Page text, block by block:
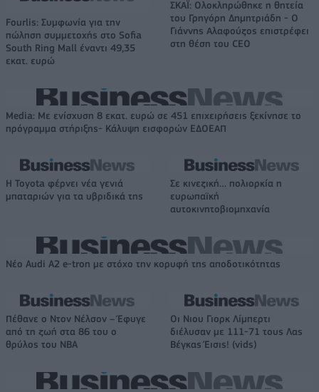
Fourlis: Συμφωνία για την
πώληση συμμετοχής στο Sofia
South Ring Mall έναντι 49,35
εκατ. ευρώ
ΣΚΑΪ: Ολοκληρώθηκε η θητεία
του Γρηγόρη Δημητριάδη - Ο
Γιάννης Αλαφούζος επιστρέφει
στη θέση του CEO
Media: Με ενίσχυση 8 εκατ. ευρώ σε 451 επιχειρήσεις ξεκίνησε το
πρόγραμμα στήριξης- Κάλυψη εισφορών ΕΔΟΕΑΠ
Η Toyota φέρνει νέα γενιά
μπαταριών για τα υβριδικά της
Σε κινεζική… πολιορκία η
ευρωπαϊκή
αυτοκινητοβιομηχανία
Νέο Audi A2 e-tron με στόχο την κορυφή της αποδοτικότητας
Πέθανε ο Ντον Νέλσον – Έφυγε
από τη ζωή στα 86 του ο
θρύλος του NBA
Οι Νιου Γιορκ Λίμπερτι
διέλυσαν με 111-71 τους Λας
Βέγκας Έισις! (vids)